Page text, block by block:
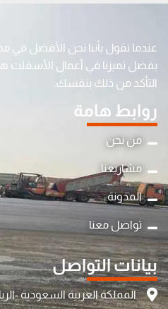
عندما نقول بأننا نحن الأفضل في
بفضل تميزنا في أعمال الأسفلت
التأكد من ذلك بنفسك.
روابط هامة
من نحن
مشاريعنا
المدونة
تواصل معنا
بيانات التواصل
المملكة العربية السعودية -